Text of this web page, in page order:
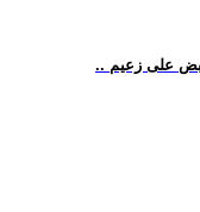
على زعيم